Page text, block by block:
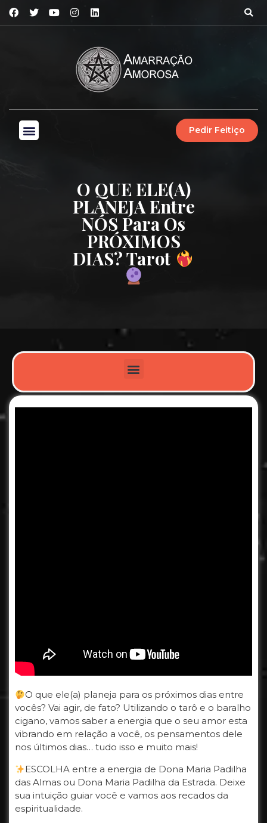
Pedir Feitiço
O QUE ELE(a)
PLANEJA Entre
NÓS Para Os
PRÓXIMOS
DIAS? Tarot
O que ele(a) planeja para os próximos dias entre
vocês? Vai agir, de fato? Utilizando o tarô e o baralho
cigano, vamos saber a energia que o seu amor esta
vibrando em relação a você, os pensamentos dele
nos últimos dias… tudo isso e muito mais!
ESCOLHA entre a energia de Dona Maria Padilha
das Almas ou Dona Maria Padilha da Estrada. Deixe
sua intuição guiar você e vamos aos recados da
espiritualidade.